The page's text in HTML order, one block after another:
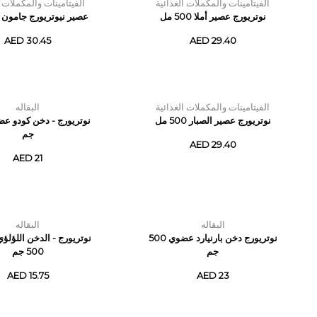
الفيتامينات والمكملات الغذائية
نوتريورج عصير أملا 500 مل
AED 29.40
الفيتامينات والمكملات
عصير نيوتريورج جامون 500
AED 30.45
الفيتامينات والمكملات الغذائية
نوتريورج عصير الصبار 500 مل
AED 29.40
البقاله
جم
AED 21
البقاله
نوتريورج دخن بارنيارد عضوي 500
جم
AED 23
البقاله
نوتريورج - الدخن
500 جم
AED 15.75